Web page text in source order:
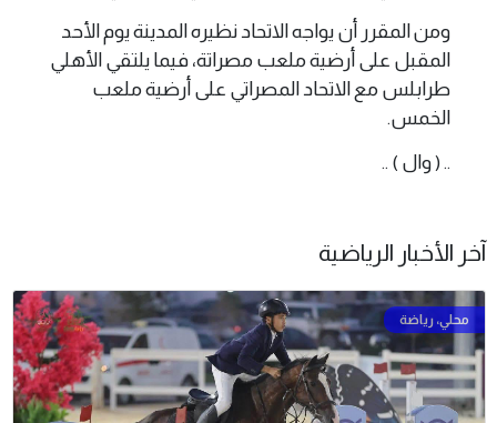
ومن المقرر أن يواجه الاتحاد نظيره المدينة يوم الأحد
المقبل على أرضية ملعب مصراتة، فيما يلتقي الأهلي
طرابلس مع الاتحاد المصراتي على أرضية ملعب
الخمس.
.. ( وال ) ..
آخر الأخبار الرياضية